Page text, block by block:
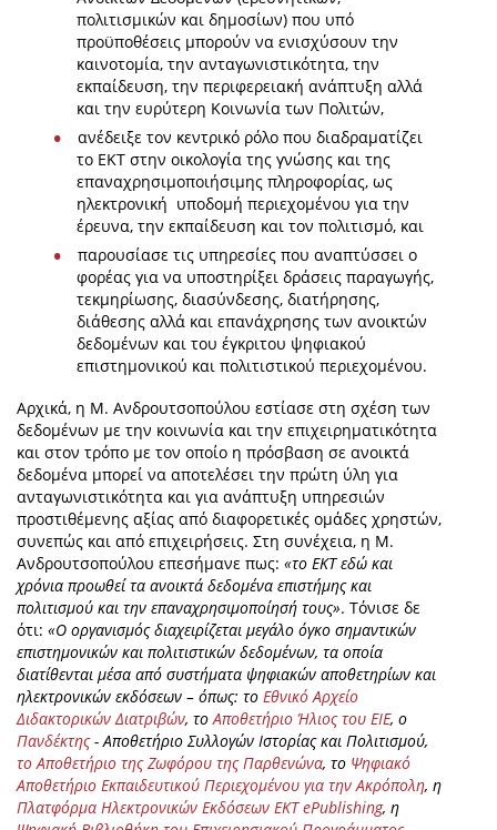
πολιτισμικών και δημοσίων) που υπό
προϋποθέσεις μπορούν να ενισχύσουν την
καινοτομία, την ανταγωνιστικότητα, την
εκπαίδευση, την περιφερειακή ανάπτυξη αλλά
και την ευρύτερη Κοινωνία των Πολιτών,
ανέδειξε τον κεντρικό ρόλο που διαδραματίζει
το ΕΚΤ στην οικολογία της γνώσης και της
επαναχρησιμοποιήσιμης πληροφορίας, ως
ηλεκτρονική υποδομή περιεχομένου για την
έρευνα, την εκπαίδευση και τον πολιτισμό, και
παρουσίασε τις υπηρεσίες που αναπτύσσει ο
φορέας για να υποστηρίξει δράσεις παραγωγής,
τεκμηρίωσης, διασύνδεσης, διατήρησης,
διάθεσης αλλά και επανάχρησης των ανοικτών
δεδομένων και του έγκριτου ψηφιακού
επιστημονικού και πολιτιστικού περιεχομένου.
Αρχικά, η Μ. Ανδρουτσοπούλου εστίασε στη σχέση των
δεδομένων με την κοινωνία και την επιχειρηματικότητα
και στον τρόπο με τον οποίο η πρόσβαση σε ανοικτά
δεδομένα μπορεί να αποτελέσει την πρώτη ύλη για
ανταγωνιστικότητα και για ανάπτυξη υπηρεσιών
προστιθέμενης αξίας από διαφορετικές ομάδες χρηστών,
συνεπώς και από επιχειρήσεις. Στη συνέχεια, η Μ.
Ανδρουτσοπούλου επεσήμανε πως: «το ΕΚΤ εδώ και
χρόνια προωθεί τα ανοικτά δεδομένα επιστήμης και
πολιτισμού και την επαναχρησιμοποίησή τους». Τόνισε δε
ότι: «Ο οργανισμός διαχειρίζεται μεγάλο όγκο σημαντικών
επιστημονικών και πολιτιστικών δεδομένων, τα οποία
διατίθενται μέσα από συστήματα ψηφιακών αποθετηρίων και
ηλεκτρονικών εκδόσεων – όπως: το Εθνικό Αρχείο
Διδακτορικών Διατριβών, τοΑποθετήριο Ήλιος του ΕΙΕ, ο
Πανδέκτης- Αποθετήριο Συλλογών Ιστορίας και Πολιτισμού,
το Αποθετήριο της Ζωφόρου της Παρθενώνα, το Ψηφιακό
Αποθετήριο Εκπαιδευτικού Περιεχομένου για την Ακρόπολη, η
Πλατφόρμα Ηλεκτρονικών Εκδόσεων EKT ePublishing, η